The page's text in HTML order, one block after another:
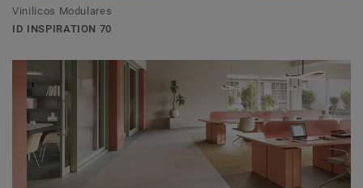
Vinilicos Modulares
ID INSPIRATION 70